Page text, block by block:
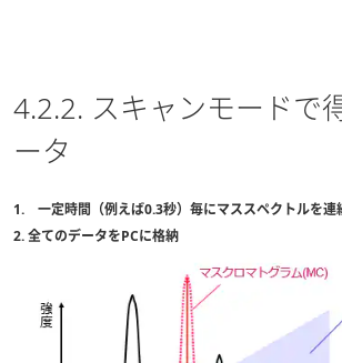
4.2.2. スキャンモードで
ータ
1. 一定時間（例えば0.3秒）毎にマススペクトルを連
2. 全てのデータをPCに格納